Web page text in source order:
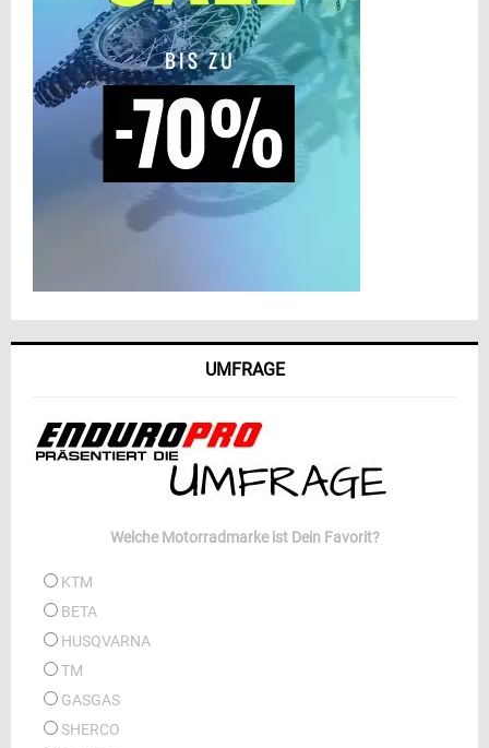
UMFRAGE
Welche Motorradmarke ist Dein Favorit?
KTM
BETA
HUSQVARNA
TM
GASGAS
SHERCO